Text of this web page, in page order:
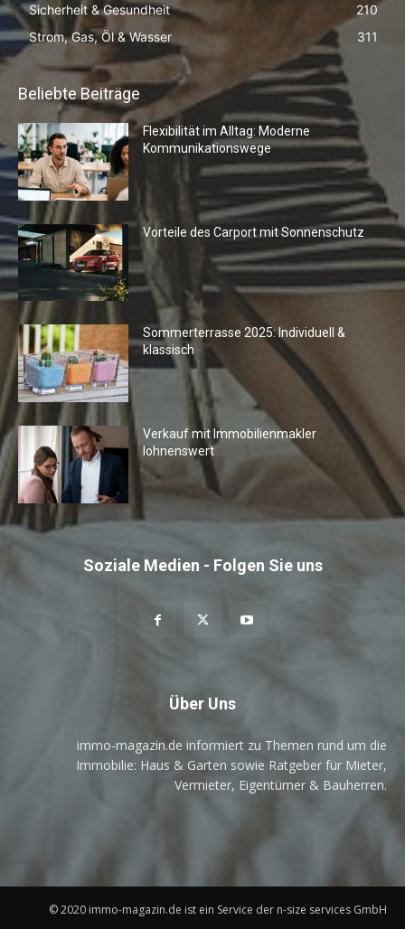
Sicherheit & Gesundheit
210
Strom, Gas, Öl & Wasser
311
Beliebte Beiträge
Flexibilität im Alltag: Moderne
Kommunikationswege
Vorteile des Carport mit Sonnenschutz
Sommerterrasse 2025: Individuell &
klassisch
Verkauf mit Immobilienmakler
lohnenswert
Soziale Medien - Folgen Sie uns
Über Uns
immo-magazin.de informiert zu Themen rund um die
Immobilie: Haus & Garten sowie Ratgeber für Mieter,
Vermieter, Eigentümer & Bauherren.
© 2020 immo-magazin.de ist ein Service der n-size services GmbH